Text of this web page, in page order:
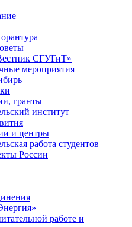
СГУГиТ»
мероприятия
гранты
институт
и центры
работа студентов
России
работе и